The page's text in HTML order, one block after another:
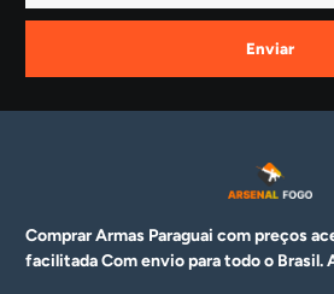
Enviar
Comprar Armas Paraguai com preços
facilitada Com envio para todo o Brasil.